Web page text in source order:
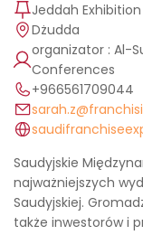
Jeddah
Dżudda
organizator : Al-
Conferences
+966561709044
Saudyjskie
najważniejszych
Saudyjskiej.
także inwestorów i